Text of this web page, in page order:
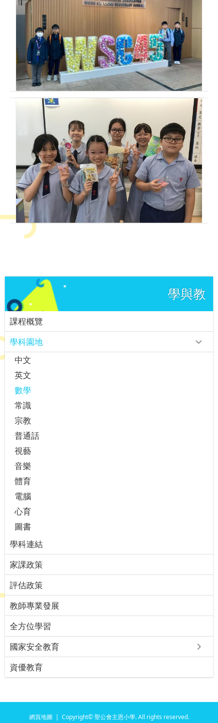
學與教
課程概覽
學科園地
中文
英文
數學
常識
宗教
普通話
視藝
音樂
體育
電腦
心育
圖書
學科連結
家課政策
評估政策
教師專業發展
全方位學習
國家安全教育
資優教育
網頁地圖 | Copyright© 聖公會主恩小學. All rights reserved.